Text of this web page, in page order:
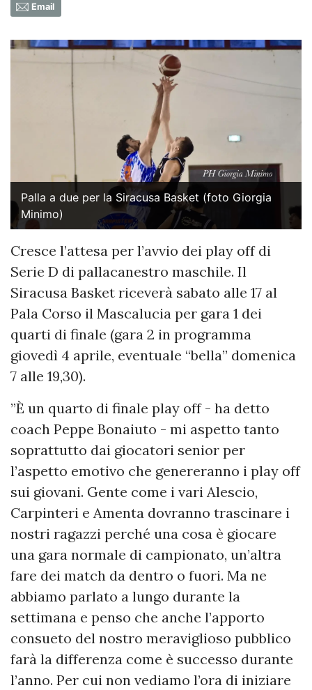
Email
Palla a due per la Siracusa Basket (foto Giorgia
Minimo)
Cresce l’attesa per l’avvio dei play off di
Serie D di pallacanestro maschile. Il
Siracusa Basket riceverà sabato alle 17 al
Pala Corso il Mascalucia per gara 1 dei
quarti di finale (gara 2 in programma
giovedì 4 aprile, eventuale “bella” domenica
7 alle 19,30).
”È un quarto di finale play off - ha detto
coach Peppe Bonaiuto - mi aspetto tanto
soprattutto dai giocatori senior per
l’aspetto emotivo che genereranno i play off
sui giovani. Gente come i vari Alescio,
Carpinteri e Amenta dovranno trascinare i
nostri ragazzi perché una cosa è giocare
una gara normale di campionato, un’altra
fare dei match da dentro o fuori. Ma ne
abbiamo parlato a lungo durante la
settimana e penso che anche l’apporto
consueto del nostro meraviglioso pubblico
farà la differenza come è successo durante
l’anno. Per cui non vediamo l’ora di iniziare